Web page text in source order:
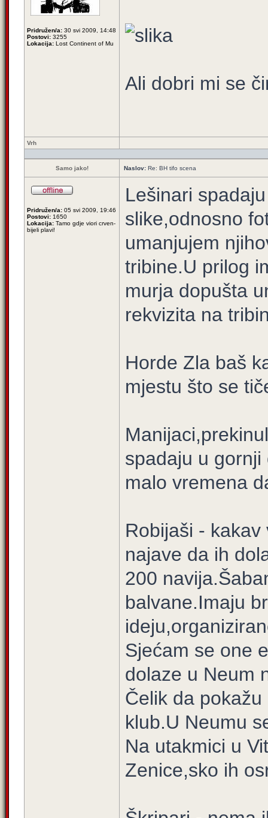
Pridružen/a: 30 svi 2009, 14:48
Postovi: 3255
Lokacija: Lost Continent of Mu
Ali dobri mi se
Vrh
Samo jako! Naslov: Re: BH tifo scena
Pridružen/a: 05 svi 2009, 19:46
Postovi: 1650
Lokacija: Tamo gdje viori crven-
bijeli plavi!
Lešinari
slike,odnosno
umanjujem
tribine.U prilog
murja dopušta
rekvizita na
Horde Zla baš
mjestu što se
spadaju u
malo vremena
Robijaši -
najave da ih
200
balvane.Imaju
Sjećam se one
dolaze u Neum
Čelik da
klub.U Neumu
Na utakmici u
Zenice,sko ih